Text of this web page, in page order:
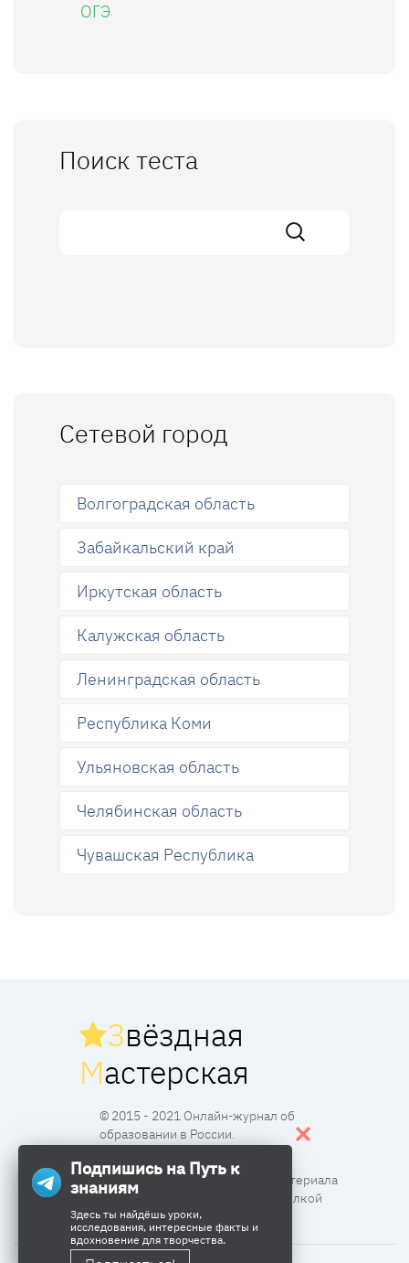
ОГЭ
Поиск теста
Сетевой город
Волгоградская область
Забайкальский край
Иркутская область
Калужская область
Ленинградская область
Республика Коми
Ульяновская область
Челябинская область
Чувашская Республика
Звёздная
Мастерская
© 2015 - 2021 Онлайн-журнал об
образовании в России.
Все права защищены. Перпечатка материала
разрешена с согласия редакции и ссылкой
Подпишись на Путь к
знаниям
Здесь ты найдёшь уроки,
исследования, интересные факты и
вдохновение для творчества.